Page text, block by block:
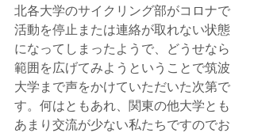
北各大学のサイクリング部がコロナで
活動を停止または連絡が取れない状態
になってしまったようで、どうせなら
範囲を広げてみようということで筑波
大学まで声をかけていただいた次第で
す。何はともあれ、関東の他大学とも
あまり交流が少ない私たちですのでお